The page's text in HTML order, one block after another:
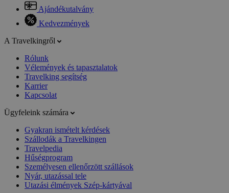
Ajándékutalvány
Kedvezmények
A Travelkingről
Rólunk
Vélemények és tapasztalatok
Travelking segítség
Karrier
Kapcsolat
Ügyfeleink számára
Gyakran ismételt kérdések
Szállodák a Travelkingen
Travelpedia
Hűségprogram
Személyesen ellenőrzött szállások
Nyár, utazással tele
Utazási élmények Szép-kártyával